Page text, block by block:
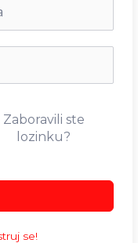
Zaboravili ste
lozinku?
se!